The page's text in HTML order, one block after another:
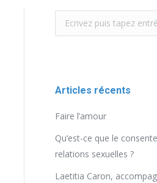
Articles récents
Faire l’amour
Qu’est-ce que le
relations sexuelles ?
Laetitia Caron,